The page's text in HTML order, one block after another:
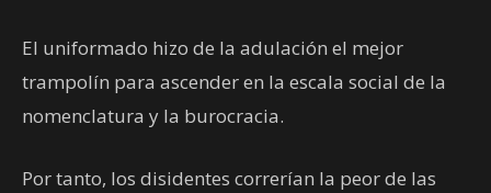
El uniformado hizo de la adulación el mejor
trampolín para ascender en la escala social de la
nomenclatura y la burocracia.
Por tanto, los disidentes correrían la peor de las